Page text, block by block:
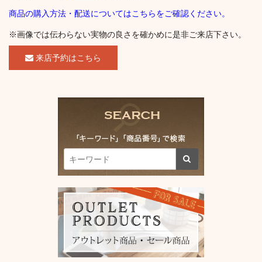
商品の購入方法・配送についてはこちらをご確認ください。
※画像では伝わらない実物の良さを確かめに是非ご来店下さい。
来店予約はこちら